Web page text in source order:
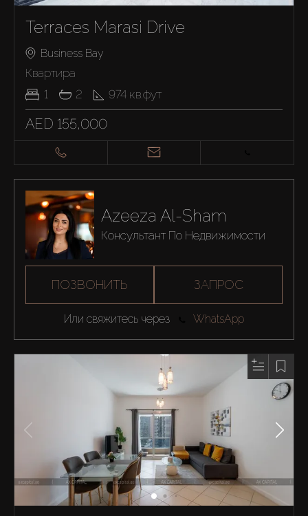
Terraces Marasi Drive
Business Bay
Квартира
1
2 974 кв.фут
AED 155,000
Azeeza Al-Sham
Консультант По Недвижимости
ПОЗВОНИТЬ ЗАПРОС
Или свяжитесь через WhatsApp